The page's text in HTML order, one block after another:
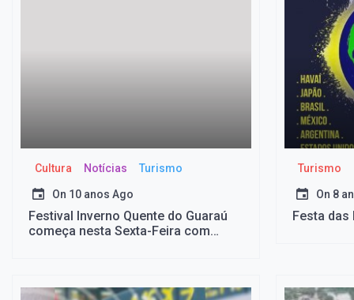
Cultura Notícias Turismo
On 10 anos Ago
Festival Inverno Quente do Guaraú
começa nesta Sexta-Feira com
Turismo
On 8
Festa das